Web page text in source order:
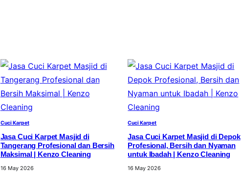
Cuci Karpet
Jasa Cuci Karpet Masjid di
Tangerang Profesional dan Bersih
Maksimal | Kenzo Cleaning
16 May 2026
Cuci Karpet
Jasa Cuci Karpet Masjid di Depok
Profesional, Bersih dan Nyaman
untuk Ibadah | Kenzo Cleaning
16 May 2026